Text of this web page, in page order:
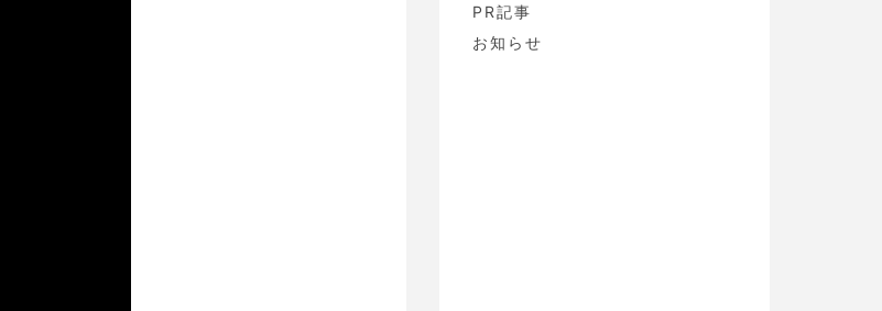
PR記事
お知らせ